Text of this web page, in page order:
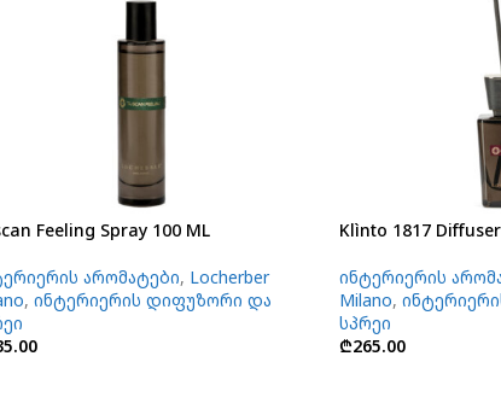
Feeling Spray 100 ML
არომატები, Locherber
, ინტერიერის დიფუზორი და
Klìnto 1817 Diffuser
ინტერიერის
Milano,
სპრეი
₾265.00